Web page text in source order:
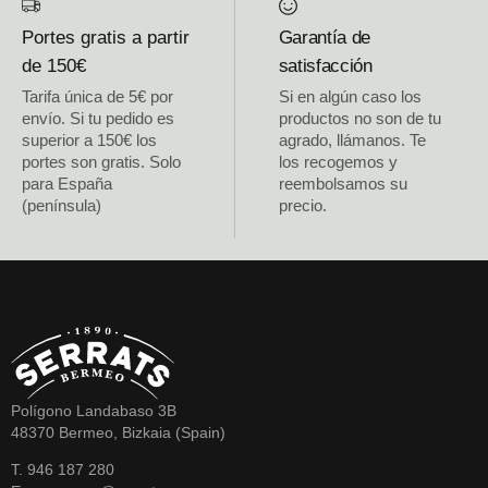
Portes gratis a partir
de 150€
Tarifa única de 5€ por
envío. Si tu pedido es
superior a 150€ los
portes son gratis. Solo
para España
(península)
Garantía de
satisfacción
Si en algún caso los
productos no son de tu
agrado, llámanos. Te
los recogemos y
reembolsamos su
precio.
Polígono Landabaso 3B
48370 Bermeo, Bizkaia (Spain)
T. 946 187 280